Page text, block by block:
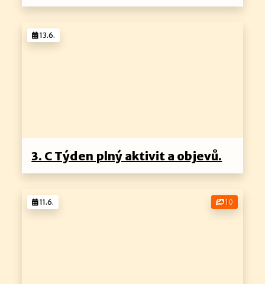
3. C Týden plný aktivit a objevů.
13.6.
10
11.6.